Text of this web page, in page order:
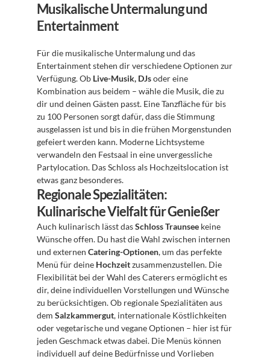
Musikalische Untermalung und
Entertainment
Für die musikalische Untermalung und das
Entertainment stehen dir verschiedene Optionen zur
Verfügung. Ob Live-Musik, DJs oder eine
Kombination aus beidem – wähle die Musik, die zu
dir und deinen Gästen passt. Eine Tanzfläche für bis
zu 100 Personen sorgt dafür, dass die Stimmung
ausgelassen ist und bis in die frühen Morgenstunden
gefeiert werden kann. Moderne Lichtsysteme
verwandeln den Festsaal in eine unvergessliche
Partylocation. Das Schloss als Hochzeitslocation ist
etwas ganz besonderes.
Regionale Spezialitäten:
Kulinarische Vielfalt für Genießer
Auch kulinarisch lässt das Schloss Traunsee keine
Wünsche offen. Du hast die Wahl zwischen internen
und externen Catering-Optionen, um das perfekte
Menü für deine Hochzeit zusammenzustellen. Die
Flexibilität bei der Wahl des Caterers ermöglicht es
dir, deine individuellen Vorstellungen und Wünsche
zu berücksichtigen. Ob regionale Spezialitäten aus
dem Salzkammergut, internationale Köstlichkeiten
oder vegetarische und vegane Optionen – hier ist für
jeden Geschmack etwas dabei. Die Menüs können
individuell auf deine Bedürfnisse und Vorlieben